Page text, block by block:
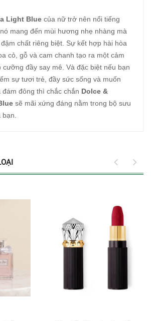
Light Blue của nữ trở nên nổi tiếng
mang đến mùi hương nhẹ nhàng mà
chất riêng biệt. Sự kết hợp hài hòa
cỏ, gỗ và cam chanh tạo ra một cảm
cưỡng đầy say mê. Và đặc biệt nếu bạn
sự tươi trẻ, đầy sức sống và muốn
đông thì chắc chắn Dolce &
sẽ mãi xứng đáng nằm trong bộ sưu
bạn.